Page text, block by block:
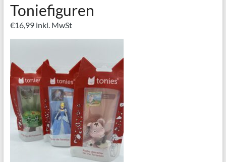
Toniefiguren
€16,99 inkl. MwSt